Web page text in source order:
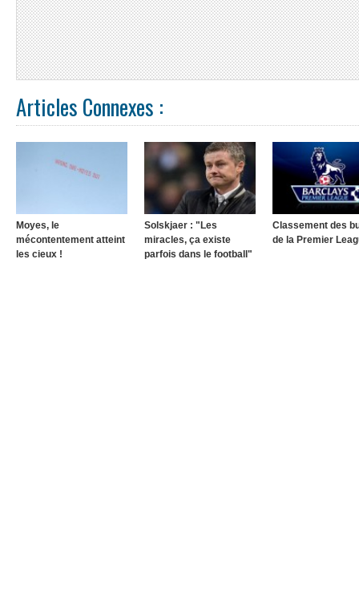
Articles Connexes :
Moyes, le
mécontentement atteint
les cieux !
Solskjaer : "Les
miracles, ça existe
parfois dans le football"
Classement des
de la Premier